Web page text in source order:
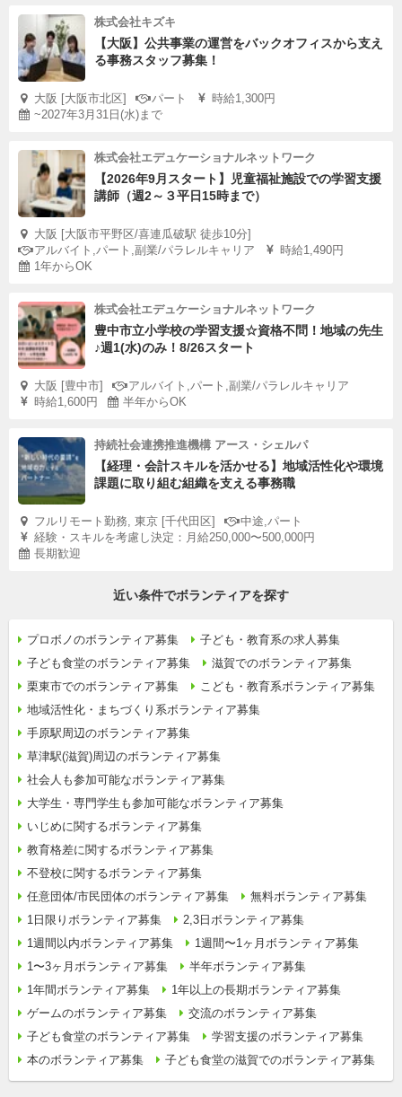
株式会社キズキ
【大阪】公共事業の運営をバックオフィスから支え
る事務スタッフ募集！
大阪 [大阪市北区] パート
時給1,300円
~2027年3月31日(水)まで
株式会社エデュケーショナルネットワーク
【2026年9月スタート】児童福祉施設での学習支援
講師（週2～３平日15時まで）
大阪 [大阪市平野区/喜連瓜破駅 徒歩10分]
アルバイト,パート,副業/パラレルキャリア
時給1,490円
1年からOK
株式会社エデュケーショナルネットワーク
豊中市立小学校の学習支援☆資格不問！地域の先生
♪週1(水)のみ！8/26スタート
大阪 [豊中市]
アルバイト,パート,副業/パラレルキャリア
時給1,600円
半年からOK
持続社会連携推進機構 アース・シェルパ
【経理・会計スキルを活かせる】地域活性化や環境
課題に取り組む組織を支える事務職
フルリモート勤務, 東京 [千代田区]
中途,パート
経験・スキルを考慮し決定：月給250,000〜500,000円
長期歓迎
近い条件でボランティアを探す
プロボノのボランティア募集
子ども・教育系の求人募集
子ども食堂のボランティア募集
滋賀でのボランティア募集
栗東市でのボランティア募集
こども・教育系ボランティア募集
地域活性化・まちづくり系ボランティア募集
手原駅周辺のボランティア募集
草津駅(滋賀)周辺のボランティア募集
社会人も参加可能なボランティア募集
大学生・専門学生も参加可能なボランティア募集
いじめに関するボランティア募集
教育格差に関するボランティア募集
不登校に関するボランティア募集
任意団体/市民団体のボランティア募集
無料ボランティア募集
1日限りボランティア募集
2,3日ボランティア募集
1週間以内ボランティア募集
1週間〜1ヶ月ボランティア募集
1〜3ヶ月ボランティア募集
半年ボランティア募集
1年間ボランティア募集
1年以上の長期ボランティア募集
ゲームのボランティア募集
交流のボランティア募集
子ども食堂のボランティア募集
学習支援のボランティア募集
本のボランティア募集
子ども食堂の滋賀でのボランティア募集